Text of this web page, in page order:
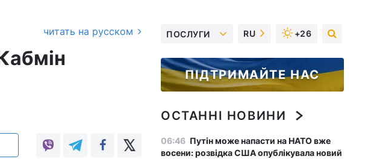
читать на русском ПОСЛУГИ RU +26
ПІДТРИМАЙТЕ НАС
ОСТАННІ НОВИНИ
06:46 Путін може напасти на НАТО вже
восени: розвідка США опублікувала новий